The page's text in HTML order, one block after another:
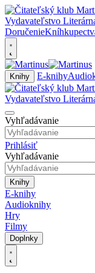
Doručenie
Knihy E-knihy
Vyhľadávanie
Prihlásiť
Vyhľadávanie
Knihy
E-knihy
Audioknihy
Hry
Filmy
Doplnky